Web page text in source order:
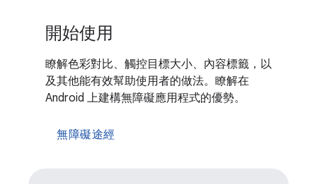
開始使用
瞭解色彩對比、觸控目標大小、內容標籤，以
及其他能有效幫助使用者的做法。瞭解在
Android 上建構無障礙應用程式的優勢。
無障礙途經